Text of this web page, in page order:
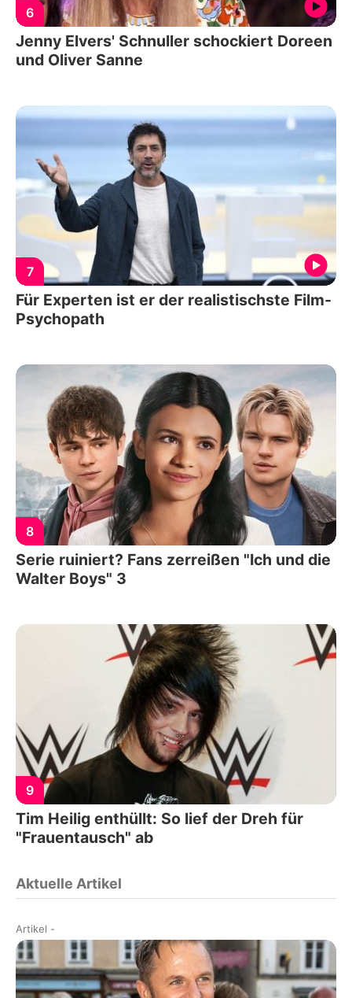
6
Jenny Elvers' Schnuller schockiert Doreen
und Oliver Sanne
7
Für Experten ist er der realistischste Film-
Psychopath
8
Serie ruiniert? Fans zerreißen "Ich und die
Walter Boys" 3
9
Tim Heilig enthüllt: So lief der Dreh für
"Frauentausch" ab
Aktuelle Artikel
Artikel -